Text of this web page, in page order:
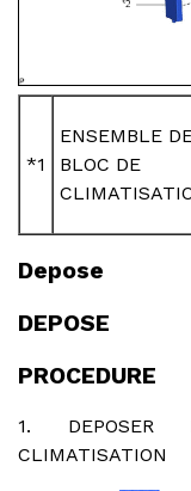
*1
ENSEMBLE
BLOC DE
Depose
DEPOSE
PROCEDURE
1. DEPOSER
CLIMATISATION